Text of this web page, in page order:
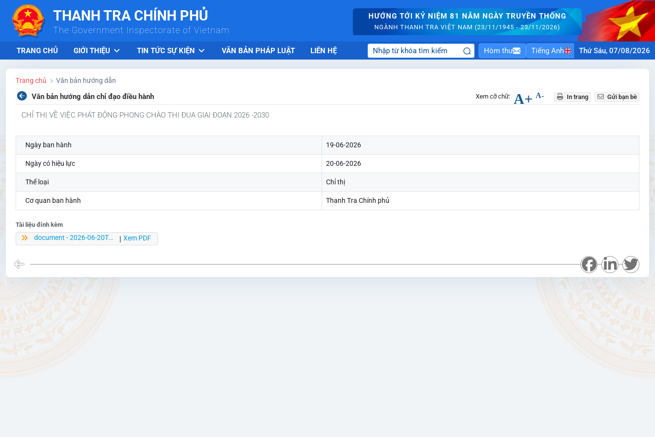
Skip to Main ContentTHANH TRA CHÍNH PHỦ
The Government Inspectorate of Vietnam
HƯỚNG TỚI KỶ NIỆM 81 NĂM NGÀY TRUYỀN THỐNG
NGÀNH THANH TRA VIỆT NAM (23/11/1945 - 23/11/2026)
TRANG CHỦ GIỚI THIỆU TIN TỨC SỰ KIỆN VĂN BẢN PHÁP LUẬT LIÊN HỆ Hòm thư Tiếng Anh Thứ Sáu, 07/08/2026
Trang chủ Văn bản hướng dẫn
Văn bản hướng dẫn chỉ đạo điều hành Xem cỡ chữ: A+ A- In trang Gửi bạn bè
CHỈ THỊ VỀ VIỆC PHÁT ĐỘNG PHONG CHÀO THI ĐUA GIAI ĐOẠN 2026 -2030
Ngày ban hành 19-06-2026
Ngày có hiệu lực 20-06-2026
Thể loại Chỉ thị
Cơ quan ban hành Thanh Tra Chính phủ
Tài liệu đính kèm
document - 2026-06-20T194603.137.pdf | Xem PDF